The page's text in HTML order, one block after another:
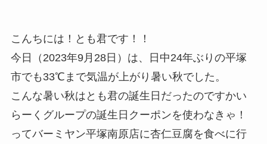
こんちには！とも君です！！
今日（2023年9月28日）は、日中24年ぶりの平塚
市でも33℃まで気温が上がり暑い秋でした。
こんな暑い秋はとも君の誕生日だったのですかい
らーくグループの誕生日クーポンを使わなきゃ！
ってバーミヤン平塚南原店に杏仁豆腐を食べに行